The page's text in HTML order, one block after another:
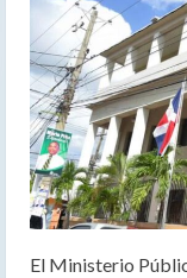
El Ministerio